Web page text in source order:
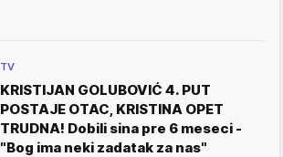
TV
KRISTIJAN GOLUBOVIĆ 4. PUT
POSTAJE OTAC, KRISTINA OPET
TRUDNA! Dobili sina pre 6 meseci -
"Bog ima neki zadatak za nas"